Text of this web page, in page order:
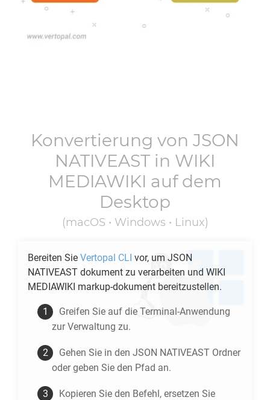
Konvertierung von JSON
NATIVEAST in WIKI
MEDIAWIKI auf dem
Desktop
(macOS • Windows • Linux)
Bereiten Sie Vertopal CLI vor, um JSON
NATIVEAST dokument zu verarbeiten und WIKI
MEDIAWIKI markup-dokument bereitzustellen.
Greifen Sie auf die Terminal-Anwendung
zur Verwaltung zu.
Gehen Sie in den JSON NATIVEAST Ordner
oder geben Sie den Pfad an.
Kopieren Sie den Befehl, ersetzen Sie